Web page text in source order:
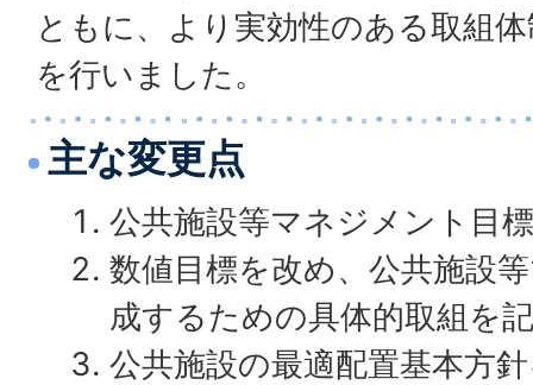
ともに、より実効性のある取組
を行いました。
主な変更点
公共施設等マネジメント目
数値目標を改め、公共施設
成するための具体的取組を
公共施設の最適配置基本方